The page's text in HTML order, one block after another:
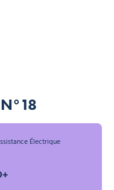
Électrique